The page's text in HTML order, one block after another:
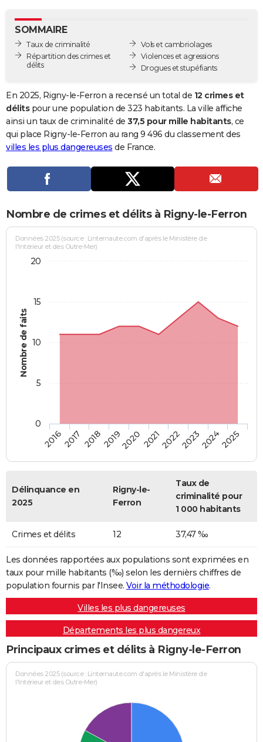
GUIDES D'ACHAT
BONS PLANS
Carte de Noël
Carte Bonne année
Carte Saint-Valentin
Carte Pâques
Carte d'anniversaire
DICTIONNAIRE
Dictionnaire
Biographies
Citations
Expressions
Proverbes
PROGRAMME TV
Se connecter
Entreprises
Service militaire
Avis de recherche
AVIS DE DÉCÈS
Bricolage
Lifestyle
Culture
Sport
Auto
Television
Voyage
Cinema
SOMMAIRE
Taux de criminalité
Répartition des crimes et
délits
Vols et cambriolages
Violences et agressions
Drogues et stupéfiants
En 2025, Rigny-le-Ferron a recensé un total de 12 crimes et
délitspour une population de 323 habitants. La ville affiche
ainsi un taux de criminalité de 37,5 pour mille habitants, ce
qui place Rigny-le-Ferron au rang 9 496 du classement des
villes les plus dangereuses de France.
Nombre de crimes et délits à Rigny-le-Ferron
Nombre de faits
Données 2025 (source : Linternaute.com d'après le Ministère de
l'Intérieur et des Outre-Mer)
20162017 20182019202020212022202320242025
0
5
10
15
20
Délinquance en
2025
Rigny-le-
Ferron
Taux de
criminalité pour
1 000 habitants
Crimes et délits 12 37,47 ‰
Les données rapportées aux populations sont exprimées en
taux pour mille habitants (‰) selon les dernièrs chiffres de
population fournis par l'Insee. Voir la méthodologie.
Villes les plus dangereuses
Départements les plus dangereux
Principaux crimes et délits à Rigny-le-Ferron
Données 2025 (source : Linternaute.com d'après le Ministère de
l'Intérieur et des Outre-Mer)